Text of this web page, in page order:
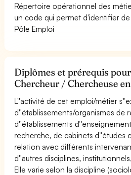
Répertoire opérationnel des
un code qui permet d'identifier
Pôle Emploi
Diplômes et prérequis
Chercheur / Chercheuse
L''activité de cet emploi/métier
d''établissements/organismes de
d''établissements
recherche, de cabinets d''études
relation avec différents
d''autres disciplines,
Elle varie selon la discipline